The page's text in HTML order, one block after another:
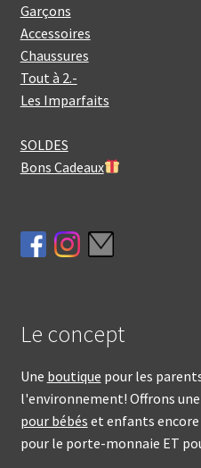
Garçons
Accessoires
Chaussures
Tout à 2.-
Les Imparfaits
SOLDES
Bons Cadeaux
Le concept
Une boutique pour les
l'environnement! Offrons une
pour bébés et enfants
pour le porte-monnaie ET